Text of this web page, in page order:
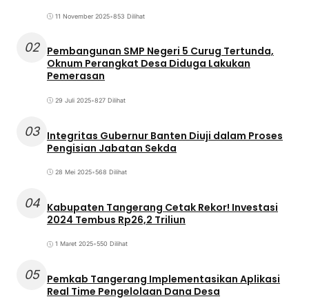
11 November 2025•853 Dilihat
02 Pembangunan SMP Negeri 5 Curug Tertunda,
Oknum Perangkat Desa Diduga Lakukan
Pemerasan
29 Juli 2025•827 Dilihat
03 Integritas Gubernur Banten Diuji dalam Proses
Pengisian Jabatan Sekda
28 Mei 2025•568 Dilihat
04 Kabupaten Tangerang Cetak Rekor! Investasi
2024 Tembus Rp26,2 Triliun
1 Maret 2025•550 Dilihat
05 Pemkab Tangerang Implementasikan Aplikasi
Real Time Pengelolaan Dana Desa